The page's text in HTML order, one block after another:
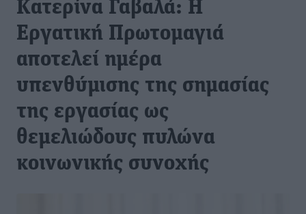
Κατερίνα Γαβαλά: Η
Εργατική Πρωτομαγιά
αποτελεί ημέρα
υπενθύμισης της σημασίας
της εργασίας ως
θεμελιώδους πυλώνα
κοινωνικής συνοχής